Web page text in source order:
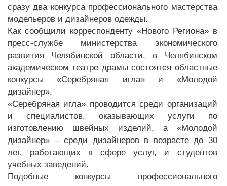
сразу два конкурса профессионального мастерства
модельеров и дизайнеров одежды.
Как сообщили корреспонденту «Нового Региона» в
пресс-службе министерства экономического
развития Челябинской области, в Челябинском
академическом театре драмы состоятся областные
конкурсы «Серебряная игла» и «Молодой
дизайнер».
«Серебряная игла» проводится среди организаций
и специалистов, оказывающих услуги по
изготовлению швейных изделий, а «Молодой
дизайнер» – среди дизайнеров в возрасте до 30
лет, работающих в сфере услуг, и студентов
учебных заведений.
Подобные конкурсы профессионального